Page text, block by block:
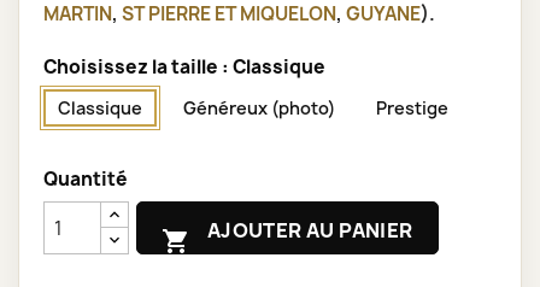
MARTIN, ST PIERRE ET MIQUELON, GUYANE).
Choisissez la taille : Classique
Classique Généreux (photo) Prestige
Quantité
 AJOUTER AU PANIER